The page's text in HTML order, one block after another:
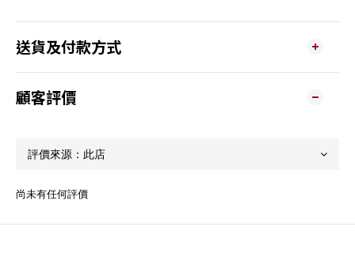
送貨及付款方式
顧客評價
尚未有任何評價